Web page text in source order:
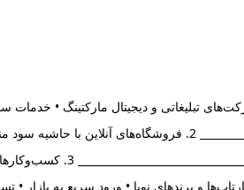
آماده خرید مثل: • شرکت‌های تبلیغاتی و دیجیتال
چرا؟ • کاربر با نیت خرید سرچ می‌کند • هر لید ارزش بالایی دارد